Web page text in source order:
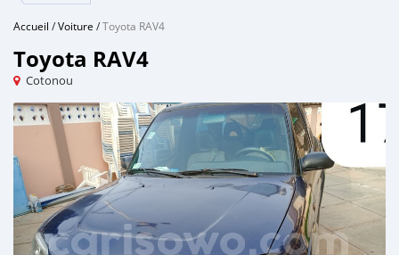
Accueil /Voiture /Toyota RAV4
Toyota RAV4
Cotonou